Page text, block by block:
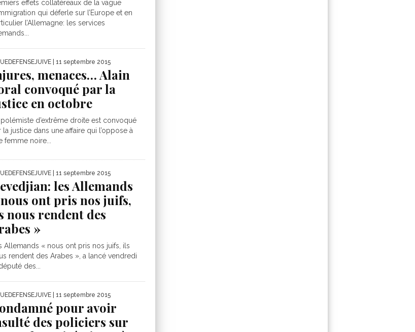
effets collatéreaux de la vague
qui déferle sur l’Europe et en
l’Allemagne: les services
| 11 septembre 2015
menaces… Alain
convoqué par la
en octobre
polémiste d’extrême droite est convoqué
la justice dans une affaire qui l’oppose à
femme noire...
| 11 septembre 2015
les Allemands
ont pris nos juifs,
nous rendent des
»
Allemands « nous ont pris nos juifs, ils
rendent des Arabes », a lancé vendredi
des...
| 11 septembre 2015
pour avoir
des policiers sur